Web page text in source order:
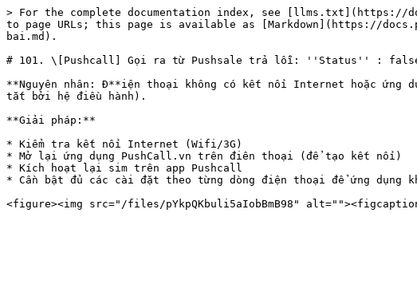
> For the complete documentation index, see [llms.txt](https://
to page URLs; this page is available as [Markdown](https://
bai.md).
# 101. \[Pushcall] Gọi ra từ Pushsale trả lỗi: ''Status'' :
**Nguyên nhân: Đ**iện thoại không có kết nối Internet hoặc ứng
tắt bởi hệ điều hành).
**Giải pháp:**
* Kiểm tra kết nối Internet (Wifi/3G)
* Mở lại ứng dụng PushCall.vn trên điên thoại (để tạo kết nối)
* Kích hoạt lại sim trên app Pushcall
* Cần bật đủ các cài đặt theo từng dòng điện thoại để ứng dụng